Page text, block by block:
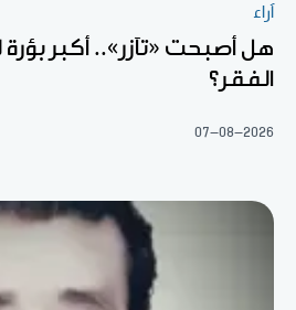
آراء
هل أصبحت «تآزر».. أكبر بؤرة
الفقر؟
07-08-2026